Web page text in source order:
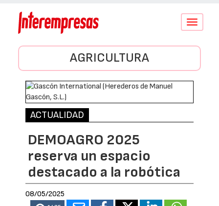
Conmutar
AGRICULTURA
ACTUALIDAD
DEMOAGRO 2025
reserva un espacio
destacado a la robótica
08/05/2025